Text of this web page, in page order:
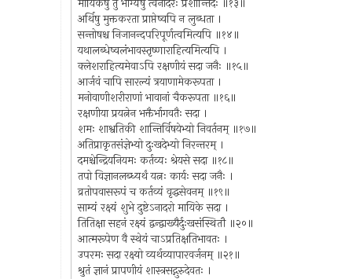
अर्थिषु मुक्तकरता प्राप्तेष्वपि न लुब्धता ।
सन्तोषश्च निजानन्दपरिपूर्णत्वमित्यपि ॥१४॥
यथालब्धेष्वलंभावस्तृष्णाराहित्यमित्यपि ।
क्लेशराहित्यमेवाऽपि रक्षणीयं सदा जनैः ॥१५॥
आर्जवं चापि सारल्यं त्रयाणामेकरूपता ।
मनोवाणीशरीराणां भावानां चैकरूपता ॥१६॥
रक्षणीया प्रयत्नेन भक्तैर्भागवतैः सदा ।
शमः शाश्वतिकी शान्तिर्विषयेभ्यो निवर्तनम् ॥१७॥
अतिप्राकृतसंज्ञेभ्यो दुःखदेभ्यो निरन्तरम् ।
दमश्चेन्द्रियनियमः कर्तव्यः श्रेयसे सदा ॥१८॥
तपो विज्ञानलब्ध्यर्थं यत्नः कार्यः सदा जनैः ।
व्रतोपवासरूपं च कर्तव्यं वृद्धसेवनम् ॥१९॥
साम्यं रक्ष्यं शुभे दुष्टेऽनादरो मायिके सदा ।
तितिक्षा सहनं रक्ष्यं द्वन्द्वाख्यैर्दुःखसंस्थितौ ॥२०॥
आत्मरूपेण वै स्थेयं चाऽप्रतिक्षतिभावतः ।
उपरमः सदा रक्ष्यो व्यर्थव्यापारवर्जनम् ॥२१॥
श्रुतं ज्ञानं प्रापणीयं शास्त्रसद्गुरुदेवतः ।